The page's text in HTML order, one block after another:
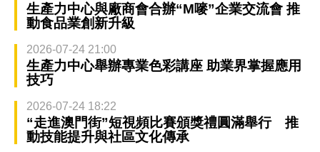
生產力中心與廠商會合辦“M嘜”企業交流會 推
動食品業創新升級
2026-07-24 21:00
生產力中心舉辦專業色彩講座 助業界掌握應用
技巧
2026-07-24 18:22
“走進澳門街”短視頻比賽頒獎禮圓滿舉行 推
動技能提升與社區文化傳承